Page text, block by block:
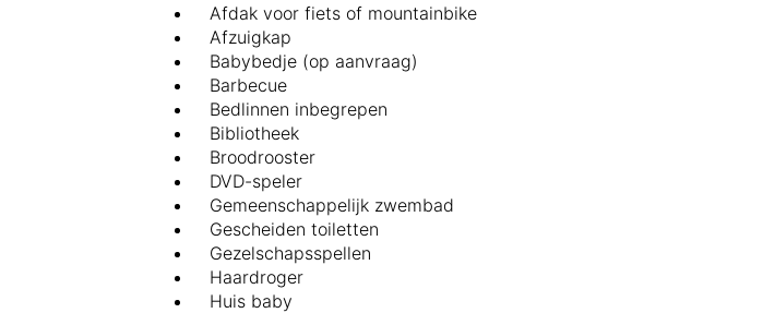
Afdak voor fiets of mountainbike
Afzuigkap
Babybedje (op aanvraag)
Barbecue
Bedlinnen inbegrepen
Bibliotheek
Broodrooster
DVD-speler
Gemeenschappelijk zwembad
Gescheiden toiletten
Gezelschapsspellen
Haardroger
Huis baby